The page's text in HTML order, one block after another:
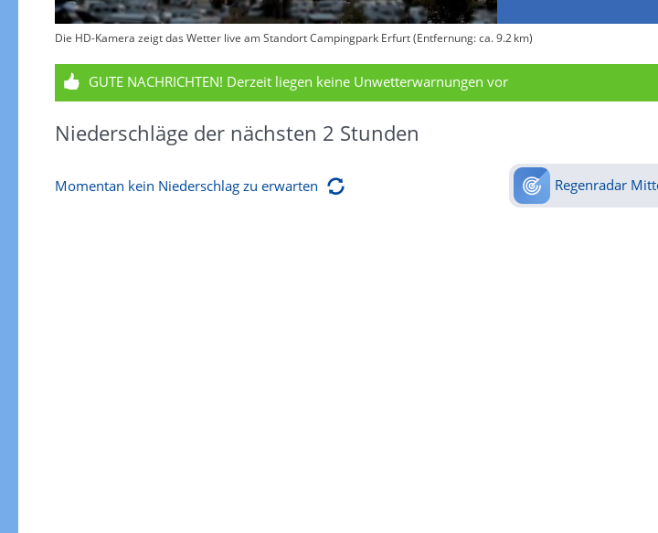
Die HD-Kamera zeigt das Wetter live am Standort Campingpark Erfurt (Entfernung: ca. 9.2 km)
GUTE NACHRICHTEN! Derzeit liegen keine Unwetterwarnungen vor
Niederschläge der nächsten 2 Stunden
Momentan kein Niederschlag zu erwarten Regenradar